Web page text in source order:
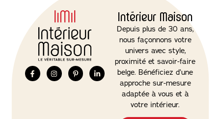
Intérieur Maison
Depuis plus de 30 ans,
nous façonnons votre
univers avec style,
proximité et savoir-faire
belge. Bénéficiez d’une
approche sur-mesure
adaptée à vous et à
votre intérieur.